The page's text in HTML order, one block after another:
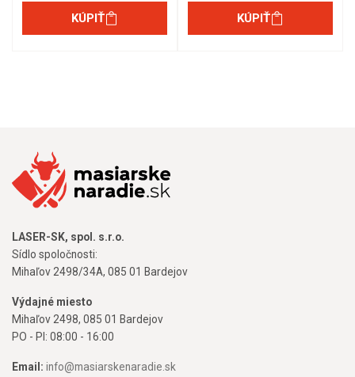
KÚPIŤ KÚPIŤ
LASER-SK, spol. s.r.o.
Sídlo spoločnosti:
Mihaľov 2498/34A, 085 01 Bardejov
Výdajné miesto
Mihaľov 2498, 085 01 Bardejov
PO - PI: 08:00 - 16:00
Email: info@masiarskenaradie.sk